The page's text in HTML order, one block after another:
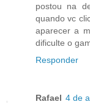
postou na
quando vc
aparecer a
dificulte o
Responder
Rafael 4 de